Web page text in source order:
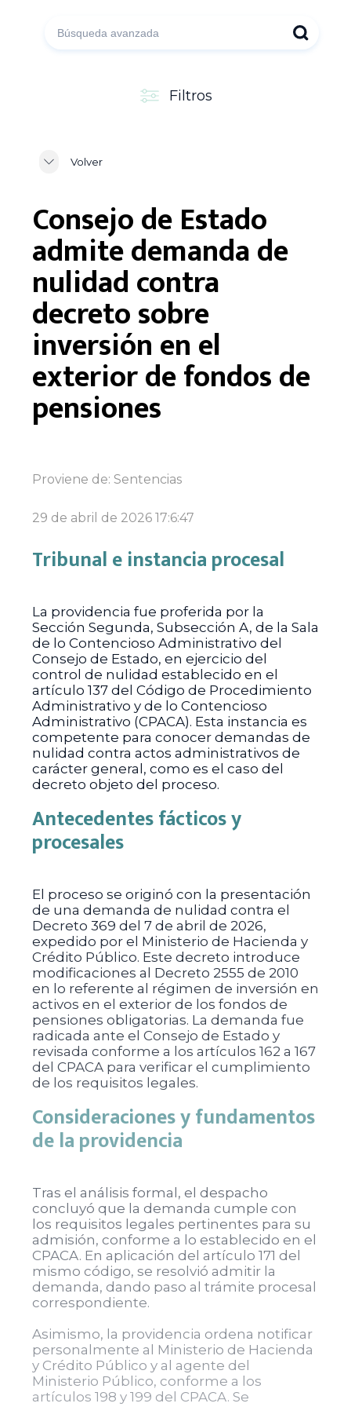
Filtros
Volver
Consejo de Estado
admite demanda de
nulidad contra
decreto sobre
inversión en el
exterior de fondos de
pensiones
Proviene de: Sentencias
29 de abril de 2026 17:6:47
Tribunal e instancia procesal
La providencia fue proferida por la
Sección Segunda, Subsección A, de la Sala
de lo Contencioso Administrativo del
Consejo de Estado, en ejercicio del
control de nulidad establecido en el
artículo 137 del Código de Procedimiento
Administrativo y de lo Contencioso
Administrativo (CPACA). Esta instancia es
competente para conocer demandas de
nulidad contra actos administrativos de
carácter general, como es el caso del
decreto objeto del proceso.
Antecedentes fácticos y
procesales
El proceso se originó con la presentación
de una demanda de nulidad contra el
Decreto 369 del 7 de abril de 2026,
expedido por el Ministerio de Hacienda y
Crédito Público. Este decreto introduce
modificaciones al Decreto 2555 de 2010
en lo referente al régimen de inversión en
activos en el exterior de los fondos de
pensiones obligatorias. La demanda fue
radicada ante el Consejo de Estado y
revisada conforme a los artículos 162 a 167
del CPACA para verificar el cumplimiento
de los requisitos legales.
Consideraciones y fundamentos
de la providencia
Tras el análisis formal, el despacho
concluyó que la demanda cumple con
los requisitos legales pertinentes para su
admisión, conforme a lo establecido en el
CPACA. En aplicación del artículo 171 del
mismo código, se resolvió admitir la
demanda, dando paso al trámite procesal
correspondiente.
Asimismo, la providencia ordena notificar
personalmente al Ministerio de Hacienda
y Crédito Público y al agente del
Ministerio Público, conforme a los
artículos 198 y 199 del CPACA. Se